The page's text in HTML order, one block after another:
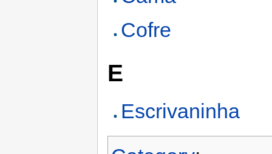
Cofre
E
Escrivaninha